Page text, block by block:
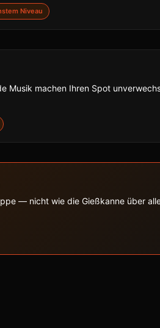
Niveau
Musik machen Ihren Spot
— nicht wie die Gießkanne über